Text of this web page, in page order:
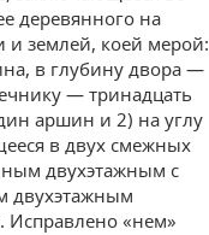
деревянного на
и землей, коей мерой:
в глубину двора —
— тринадцать
аршин и 2) на углу
в двух смежных
двухэтажным с
двухэтажным
Исправлено «нем»